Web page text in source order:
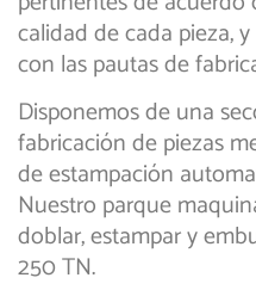
calidad de cada pieza,
con las pautas de
Disponemos de una
fabricación de piezas
de estampación
Nuestro parque
doblar, estampar y
250 TN.